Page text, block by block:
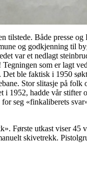
tilstede. Både presse og
og godkjenning til
var et nedlagt
som er lagt
Det ble faktisk i 1950
Stor slitasje på folk
i 1952, hadde vår
seg «finkaliberets
Første utkast viser 45
skivetrekk.